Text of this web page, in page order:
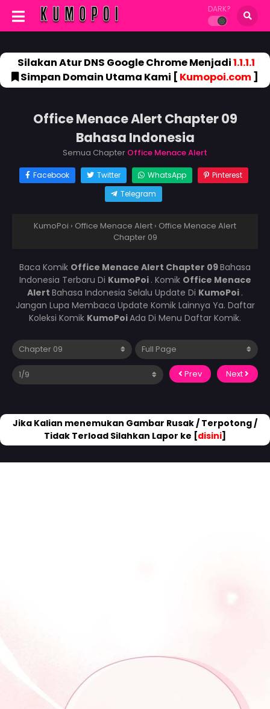
DARK?
Silakan Atur DNS Google Chrome Menjadi1.1.1.1
Simpan Domain Utama Kami [ Kumopoi.com]
Office Menace Alert Chapter 09
Bahasa Indonesia
Semua Chapter Office Menace Alert
Facebook Twitter WhatsApp
Pinterest
Telegram
KumoPoi › Office Menace Alert › Office Menace Alert
Chapter 09
Baca Komik Office Menace Alert Chapter 09Bahasa
Indonesia Terbaru Di KumoPoi . Komik Office Menace
Alert Bahasa Indonesia Selalu Update Di KumoPoi .
Jangan Lupa Membaca Update Komik Lainnya Ya. Daftar
Koleksi Komik KumoPoiAda Di Menu Daftar Komik.
Prev Next
Jika Kalian menemukan Gambar Rusak / Terpotong /
Tidak Terload Silahkan Lapor ke [disini]